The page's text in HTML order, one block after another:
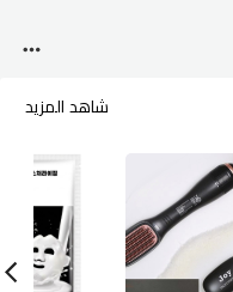
شاهد المزيد